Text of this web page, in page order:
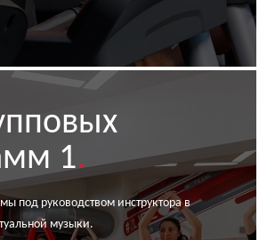
1.
под руководством инструктора в
музыки.